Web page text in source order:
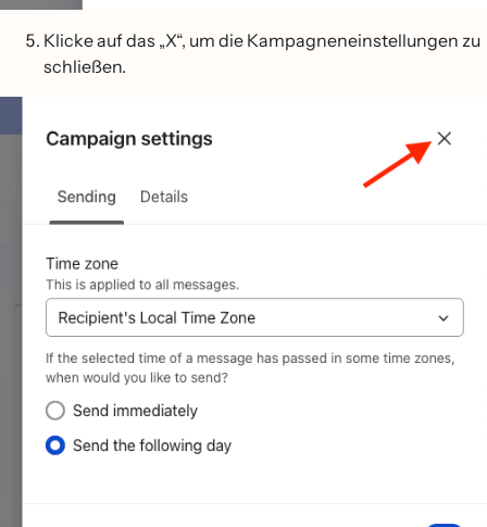
Klicke auf das „X“, um die Kampagneneinstellungen zu
schließen.